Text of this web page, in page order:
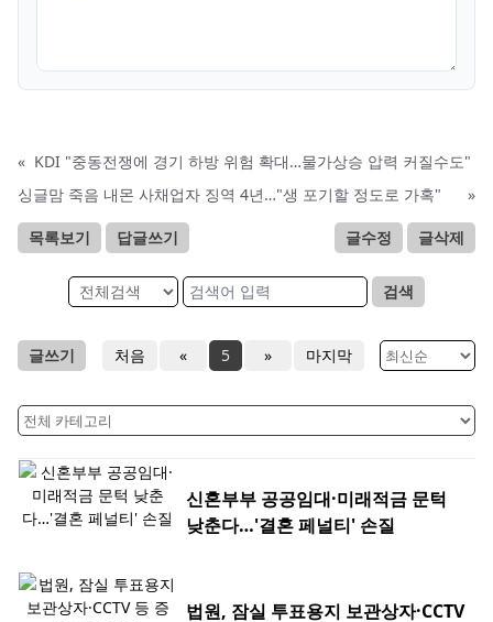
« KDI "중동전쟁에 경기 하방 위험 확대…물가상승 압력 커질수도"
싱글맘 죽음 내몬 사채업자 징역 4년…"생 포기할 정도로 가혹"
»
목록보기 답글쓰기 글수정 글삭제
검색
글쓰기 처음 « 5 » 마지막
신혼부부 공공임대·미래적금 문턱
낮춘다…'결혼 페널티' 손질
법원, 잠실 투표용지 보관상자·CCTV